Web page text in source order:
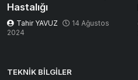
Hastalığı
Tahir YAVUZ
14 Ağustos
2024
TEKNIK BILGILER